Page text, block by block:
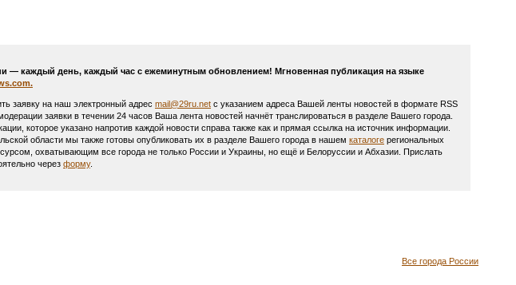
— каждый день, каждый час с ежеминутным обновлением! Мгновенная публикация на языке
заявку на наш электронный адрес mail@29ru.net с указанием адреса Вашей ленты новостей в формате RSS
заявки в течении 24 часов Ваша лента новостей начнёт транслироваться в разделе Вашего города.
которое указано напротив каждой новости справа также как и прямая ссылка на источник информации.
области мы также готовы опубликовать их в разделе Вашего города в нашем каталоге региональных
охватывающим все города не только России и Украины, но ещё и Белоруссии и Абхазии. Прислать
через форму.
Все города России